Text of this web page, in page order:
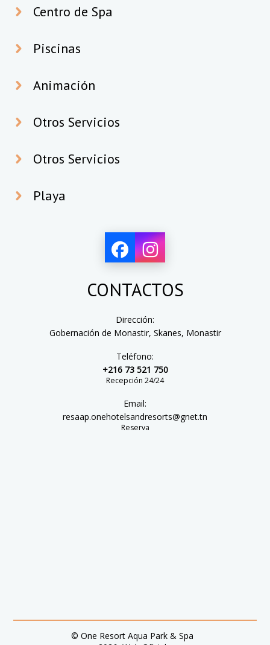
Centro de Spa
Piscinas
Animación
Otros Servicios
Otros Servicios
Playa
CONTACTOS
Dirección:
Gobernación de Monastir, Skanes, Monastir
Teléfono:
+216 73 521 750
Recepción 24/24
Email:
resaap.onehotelsandresorts@gnet.tn
Reserva
© One Resort Aqua Park & Spa